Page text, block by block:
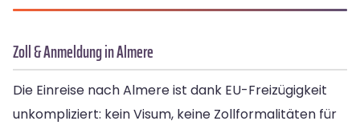
Zoll & Anmeldung in Almere
Die Einreise nach Almere ist dank EU-Freizügigkeit
unkompliziert: kein Visum, keine Zollformalitäten für